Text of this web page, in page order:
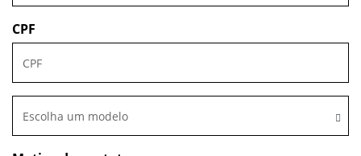
CPF
Escolha um modelo